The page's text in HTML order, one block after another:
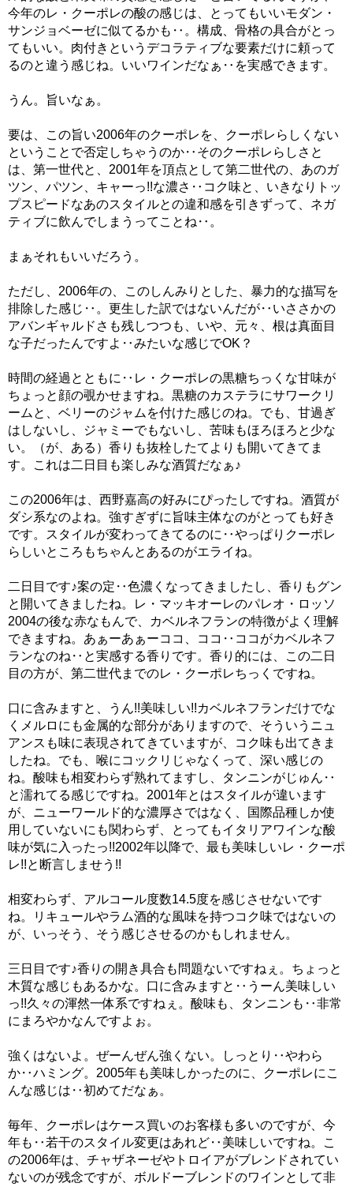
今年のレ・クーポレの酸の感じは、とってもいいモダン・
サンジョベーゼに似てるかも‥。構成、骨格の具合がとっ
てもいい。肉付きというデコラティブな要素だけに頼って
るのと違う感じね。いいワインだなぁ‥を実感できます。
うん。旨いなぁ。
要は、この旨い2006年のクーポレを、クーポレらしくない
ということで否定しちゃうのか‥そのクーポレらしさと
は、第一世代と、2001年を頂点として第二世代の、あのガ
ツン、パツン、キャーっ!!な濃さ‥コク味と、いきなりトッ
プスピードなあのスタイルとの違和感を引きずって、ネガ
ティブに飲んでしまうってことね‥。
まぁそれもいいだろう。
ただし、2006年の、このしんみりとした、暴力的な描写を
排除した感じ‥。更生した訳ではないんだが‥いささかの
アバンギャルドさも残しつつも、いや、元々、根は真面目
な子だったんですよ‥みたいな感じでOK？
時間の経過とともに‥レ・クーポレの黒糖ちっくな甘味が
ちょっと顔の覗かせますね。黒糖のカステラにサワークリ
ームと、ベリーのジャムを付けた感じのね。でも、甘過ぎ
はしないし、ジャミーでもないし、苦味もほろほろと少な
い。（が、ある）香りも抜栓したてよりも開いてきてま
す。これは二日目も楽しみな酒質だなぁ♪
この2006年は、西野嘉高の好みにぴったしですね。酒質が
ダシ系なのよね。強すぎずに旨味主体なのがとっても好き
です。スタイルが変わってきてるのに‥やっぱりクーポレ
らしいところもちゃんとあるのがエライね。
二日目です♪案の定‥色濃くなってきましたし、香りもグン
と開いてきましたね。レ・マッキオーレのパレオ・ロッソ
2004の後な赤なもんで、カベルネフランの特徴がよく理解
できますね。あぁーあぁーココ、ココ‥ココがカベルネフ
ランなのね‥と実感する香りです。香り的には、この二日
目の方が、第二世代までのレ・クーポレちっくですね。
口に含みますと、うん!!美味しい!!カベルネフランだけでな
くメルロにも金属的な部分がありますので、そういうニュ
アンスも味に表現されてきていますが、コク味も出てきま
したね。でも、喉にコックリじゃなくって、深い感じの
ね。酸味も相変わらず熟れてますし、タンニンがじゅん‥
と濡れてる感じですね。2001年とはスタイルが違います
が、ニューワールド的な濃厚さではなく、国際品種しか使
用していないにも関わらず、とってもイタリアワインな酸
味が気に入ったっ!!2002年以降で、最も美味しいレ・クーポ
レ!!と断言しませう!!
相変わらず、アルコール度数14.5度を感じさせないです
ね。リキュールやラム酒的な風味を持つコク味ではないの
が、いっそう、そう感じさせるのかもしれません。
三日目です♪香りの開き具合も問題ないですねぇ。ちょっと
木質な感じもあるかな。口に含みますと‥うーん美味しい
っ!!久々の渾然一体系ですねぇ。酸味も、タンニンも‥非常
にまろやかなんですよぉ。
強くはないよ。ぜーんぜん強くない。しっとり‥やわら
か‥ハミング。2005年も美味しかったのに、クーポレにこ
んな感じは‥初めてだなぁ。
毎年、クーポレはケース買いのお客様も多いのですが、今
年も‥若干のスタイル変更はあれど‥美味しいですね。こ
の2006年は、チャザネーゼやトロイアがブレンドされてい
ないのが残念ですが、ボルドーブレンドのワインとして非